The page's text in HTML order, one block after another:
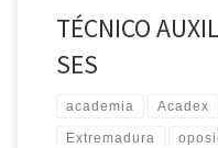
TÉCNICO
SES
academia Acadex
Extremadura